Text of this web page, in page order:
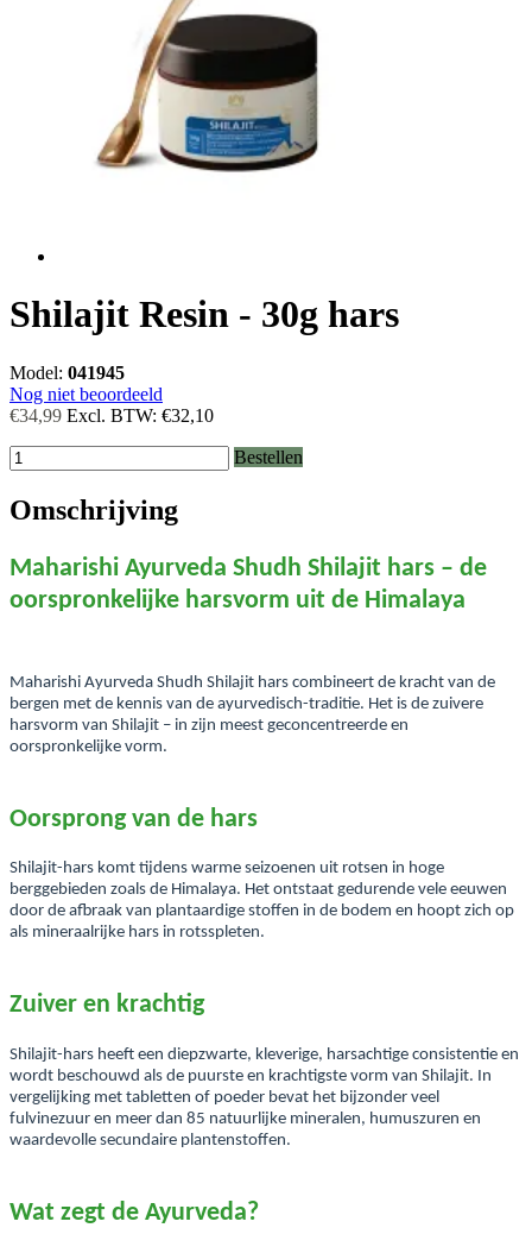
Shilajit Resin - 30g hars
Model: 041945
Nog niet beoordeeld
€34,99 Excl. BTW: €32,10
Bestellen
Omschrijving
Maharishi Ayurveda Shudh Shilajit hars – de
oorspronkelijke harsvorm uit de Himalaya
Maharishi Ayurveda Shudh Shilajit hars combineert de kracht van de
bergen met de kennis van de ayurvedisch-traditie. Het is de zuivere
harsvorm van Shilajit – in zijn meest geconcentreerde en
oorspronkelijke vorm.
Oorsprong van de hars
Shilajit-hars komt tijdens warme seizoenen uit rotsen in hoge
berggebieden zoals de Himalaya. Het ontstaat gedurende vele eeuwen
door de afbraak van plantaardige stoffen in de bodem en hoopt zich op
als mineraalrijke hars in rotsspleten.
Zuiver en krachtig
Shilajit-hars heeft een diepzwarte, kleverige, harsachtige consistentie en
wordt beschouwd als de puurste en krachtigste vorm van Shilajit. In
vergelijking met tabletten of poeder bevat het bijzonder veel
fulvinezuur en meer dan 85 natuurlijke mineralen, humuszuren en
waardevolle secundaire plantenstoffen.
Wat zegt de Ayurveda?